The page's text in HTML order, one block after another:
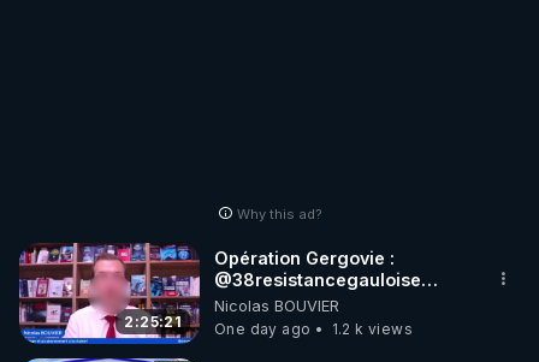
Why this ad?
2:25:21
Opération Gergovie :
‪@38resistancegauloise‬
‪@MarionSigautOfficiel‬
‪@gladysriifard5710‬ Laëtitia
Nicolas BOUVIER
One day ago
1.2 k views